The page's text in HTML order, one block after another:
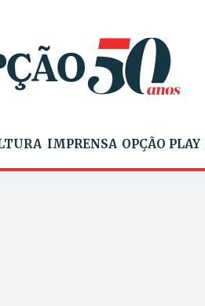
IMPRENSA OPÇÃO PLAY